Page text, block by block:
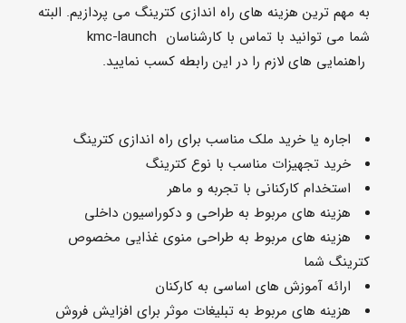
به مهم ترین هزینه های راه اندازی کترینگ می پردازیم. البته
شما می توانید با تماس با کارشناسان kmc-launch
راهنمایی های لازم را در این رابطه کسب نمایید.
اجاره یا خرید ملک مناسب برای راه اندازی کترینگ
خرید تجهیزات مناسب با نوع کترینگ
استخدام کارکنانی با تجربه و ماهر
هزینه های مربوط به طراحی و دکوراسیون داخلی
هزینه های مربوط به طراحی منوی غذایی مخصوص
کترینگ شما
ارائه آموزش های اساسی به کارکنان
هزینه های مربوط به تبلیغات موثر برای افزایش فروش